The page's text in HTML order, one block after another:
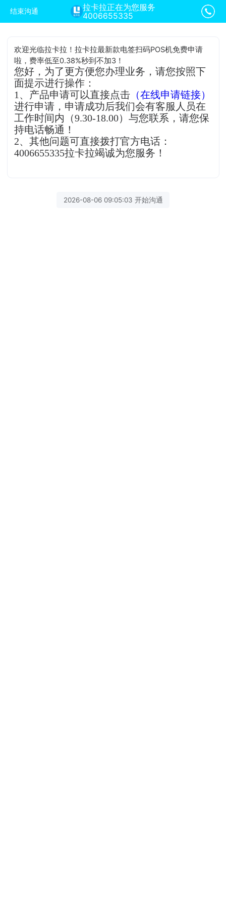
结束沟通
拉卡拉正在为您服务
4006655335
欢迎光临拉卡拉！拉卡拉最新款电签扫码POS机免费申请
啦，费率低至0.38%秒到不加3！
您好，为了更方便您办理业务，请您按照下
面提示进行操作：
1、产品申请可以直接点击 （在线申请链接）
进行申请，申请成功后我们会有客服人员在
工作时间内（9.30-18.00）与您联系，请您保
持电话畅通！
2、其他问题可直接拨打官方电话：
4006655335拉卡拉竭诚为您服务！
2026-08-06 09:05:03 开始沟通